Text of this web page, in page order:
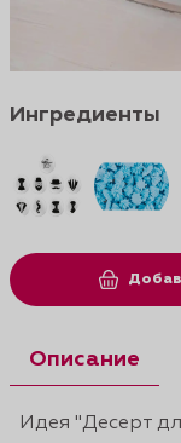
Ингредиенты
Описание
Идея "Десерт